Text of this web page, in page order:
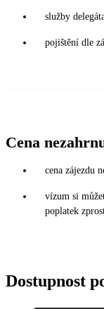
služby
pojištění dle
Cena
cena zájezdu
vízum si
poplatek
Dostupnost